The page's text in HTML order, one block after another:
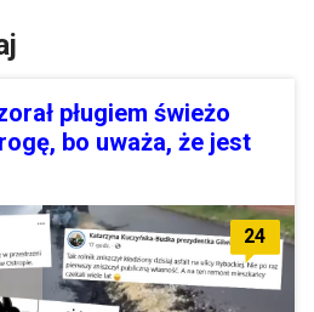
pługiem świeżo
bo uważa, że jest
24